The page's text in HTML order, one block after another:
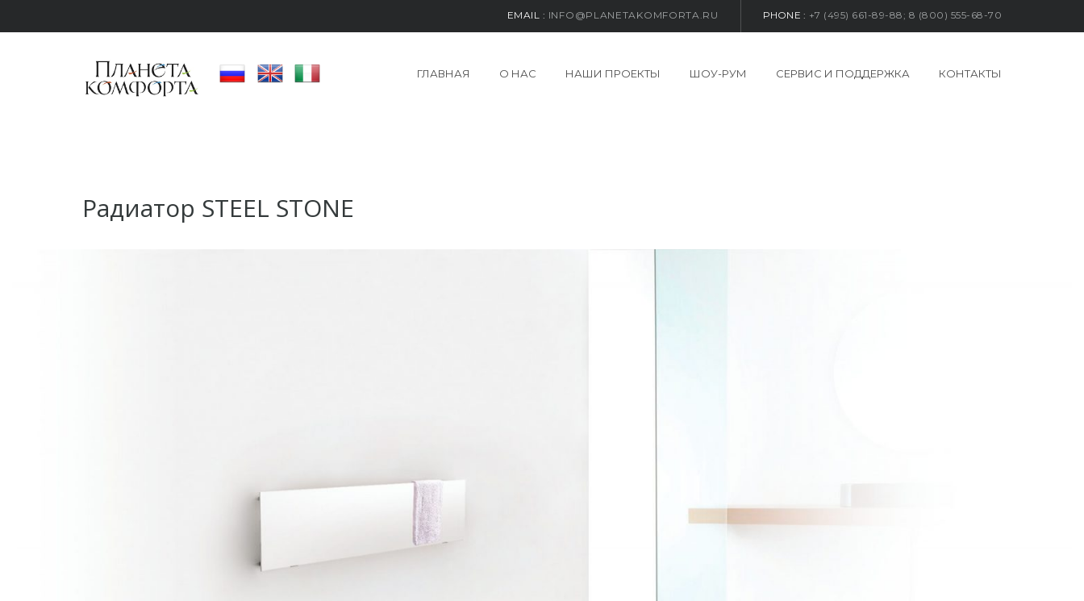
EMAIL : INFO@PLANETAKOMFORTA.RU PHONE : +7 (495) 661-89-88; 8 (800) 555-68-70
ГЛАВНАЯ О НАС НАШИ ПРОЕКТЫ ШОУ-РУМ СЕРВИС И ПОДДЕРЖКА КОНТАКТЫ
Радиатор STEEL STONE